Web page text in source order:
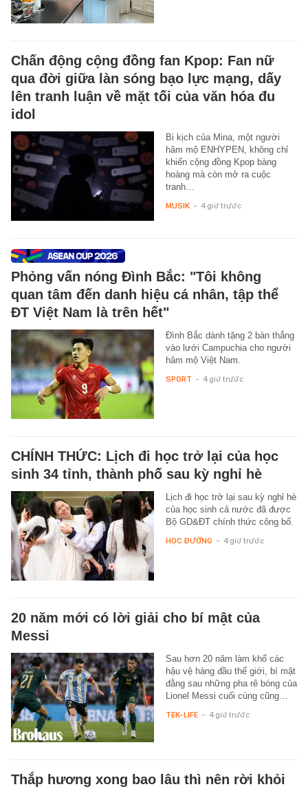
Chấn động cộng đồng fan Kpop: Fan nữ
qua đời giữa làn sóng bạo lực mạng, dấy
lên tranh luận về mặt tối của văn hóa đu
idol
Bi kịch của Mina, một người
hâm mộ ENHYPEN, không chỉ
khiến cộng đồng Kpop bàng
hoàng mà còn mở ra cuộc
tranh…
MUSIK - 4 giờ trước
Phỏng vấn nóng Đình Bắc: "Tôi không
quan tâm đến danh hiệu cá nhân, tập thể
ĐT Việt Nam là trên hết"
Đình Bắc dành tặng 2 bàn thắng
vào lưới Campuchia cho người
hâm mộ Việt Nam.
SPORT - 4 giờ trước
CHÍNH THỨC: Lịch đi học trở lại của học
sinh 34 tỉnh, thành phố sau kỳ nghỉ hè
Lịch đi học trở lại sau kỳ nghỉ hè
của học sinh cả nước đã được
Bộ GD&ĐT chính thức công bố.
HỌC ĐƯỜNG - 4 giờ trước
20 năm mới có lời giải cho bí mật của
Messi
Sau hơn 20 năm làm khổ các
hậu vệ hàng đầu thế giới, bí mật
đằng sau những pha rê bóng của
Lionel Messi cuối cùng cũng…
TEK-LIFE - 4 giờ trước
Thắp hương xong bao lâu thì nên rời khỏi